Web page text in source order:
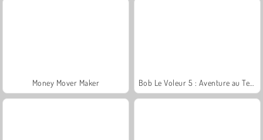
Money Mover Maker